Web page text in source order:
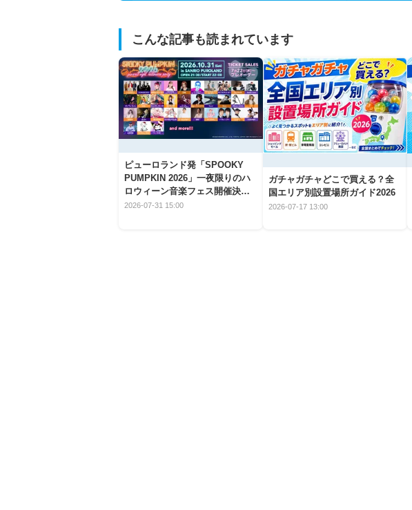
こんな記事も読まれています
ピューロランド発「SPOOKY
PUMPKIN 2026」一夜限りのハ
ロウィーン音楽フェス開催決
定！
2026-07-31 15:00
ガチャガチャどこで買える？全
国エリア別設置場所ガイド2026
2026-07-17 13:00